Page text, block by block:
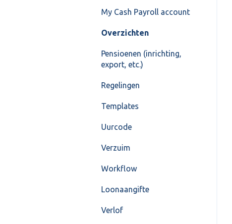
My Cash Payroll account
Overzichten
Pensioenen (inrichting,
export, etc.)
Regelingen
Templates
Uurcode
Verzuim
Workflow
Loonaangifte
Verlof